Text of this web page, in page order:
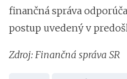
finančná správa
postup uvedený v
Zdroj: Finančná správa SR